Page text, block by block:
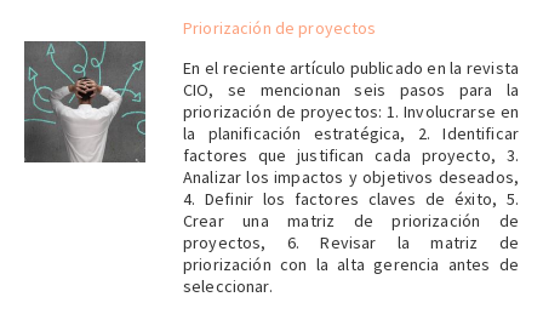
Priorización de proyectos
En el reciente artículo publicado en la revista
CIO, se mencionan seis pasos para la
priorización de proyectos: 1. Involucrarse en
la planificación estratégica, 2. Identificar
factores que justifican cada proyecto, 3.
Analizar los impactos y objetivos deseados,
4. Definir los factores claves de éxito, 5.
Crear una matriz de priorización de
proyectos, 6. Revisar la matriz de
priorización con la alta gerencia antes de
seleccionar.